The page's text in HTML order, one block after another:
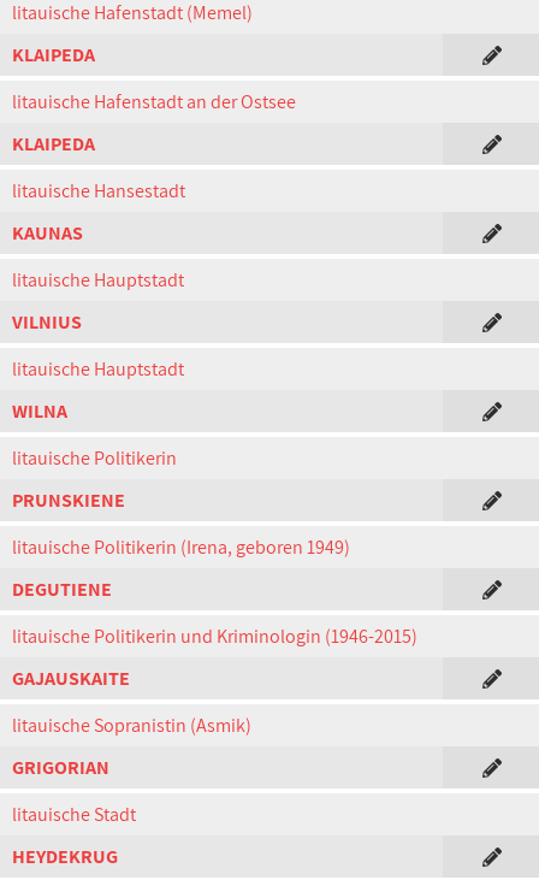
litauische Hafenstadt (Memel)
KLAIPEDA
litauische Hafenstadt an der Ostsee
KLAIPEDA
litauische Hansestadt
KAUNAS
litauische Hauptstadt
VILNIUS
litauische Hauptstadt
WILNA
litauische Politikerin
PRUNSKIENE
litauische Politikerin (Irena, geboren 1949)
DEGUTIENE
litauische Politikerin und Kriminologin (1946-2015)
GAJAUSKAITE
litauische Sopranistin (Asmik)
GRIGORIAN
litauische Stadt
HEYDEKRUG